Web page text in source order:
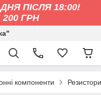
ПІСЛЯ 18:00!
ГРН
компоненти Резистори